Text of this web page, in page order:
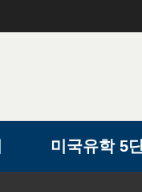
미국유학 5